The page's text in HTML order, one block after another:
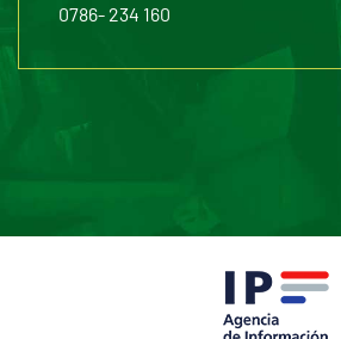
0786- 234 160